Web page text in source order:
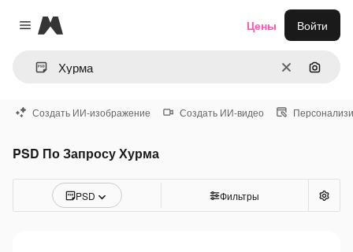
Close menu
Magnific
ОчиститьПоиск
Цены Войти
Создать ИИ-изображение Создать ИИ-видео
PSD По Запросу Хурма
PSD Фильтры